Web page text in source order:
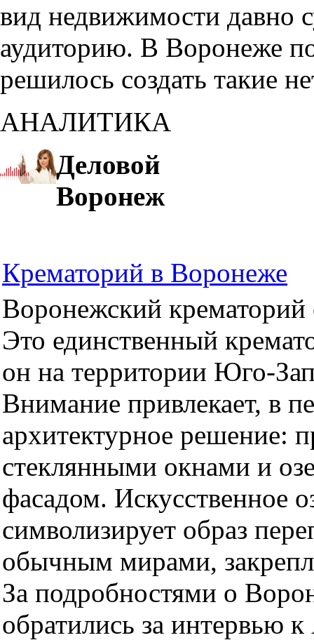
вид недвижимости давно
аудиторию. В Воронеже
решилось создать такие
АНАЛИТИКА
Деловой
Воронеж
Крематорий в Воронеже
Воронежский крематорий
Это единственный
он на территории Юго-
Внимание привлекает, в
архитектурное решение:
стеклянными окнами и
фасадом. Искусственное
символизирует образ
обычным мирами,
За подробностями о
обратились за интервью